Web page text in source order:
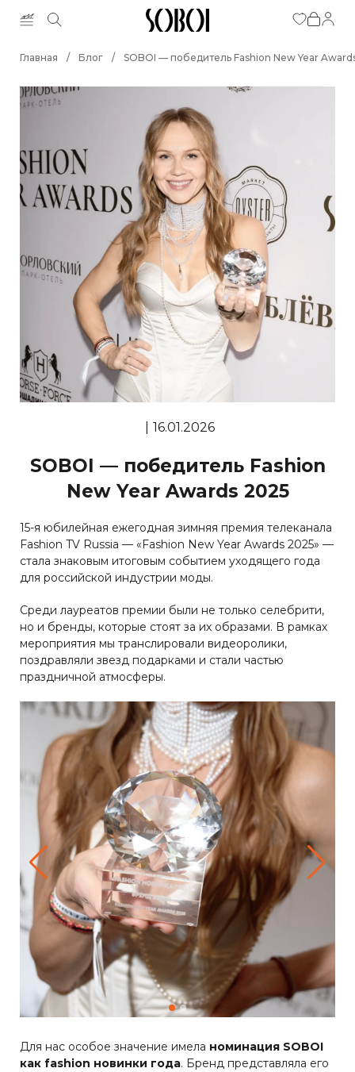
Главная / Блог / SOBOI — победитель Fashion New Year
16.01.2026
SOBOI — победитель Fashion
New Year Awards 2025
15-я юбилейная ежегодная зимняя премия телеканала
Fashion TV Russia — «Fashion New Year Awards 2025» —
стала знаковым итоговым событием уходящего года
для российской индустрии моды.
Среди лауреатов премии были не только селебрити,
но и бренды, которые стоят за их образами. В рамках
мероприятия мы транслировали видеоролики,
поздравляли звезд подарками и стали частью
праздничной атмосферы.
Для нас особое значение имела номинация SOBOI
как fashion новинки года. Бренд представляла его
быстрый
заказ
предзаказ